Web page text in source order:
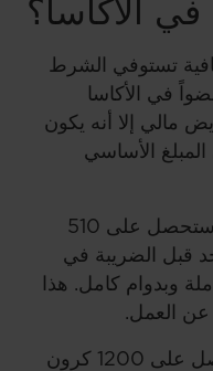
الأكاسا؟
تستوفي الشرط
في الأكاسا
مالي إلا أنه يكون
المبلغ الأساسي
دون أن تكون عضواً في الأكاسا ستحصل على 510
قبل الضريبة في
وبدوام كامل. هذا
عن العمل.
يمكنك كعضو في الأكاسا أن تحصل على 1200 كرون